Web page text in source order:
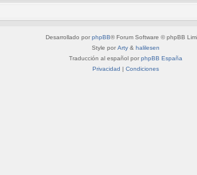
Desarrollado por phpBB® Forum Software © phpBB
Style por Arty & halilesen
Traducción al español por phpBB España
Privacidad | Condiciones